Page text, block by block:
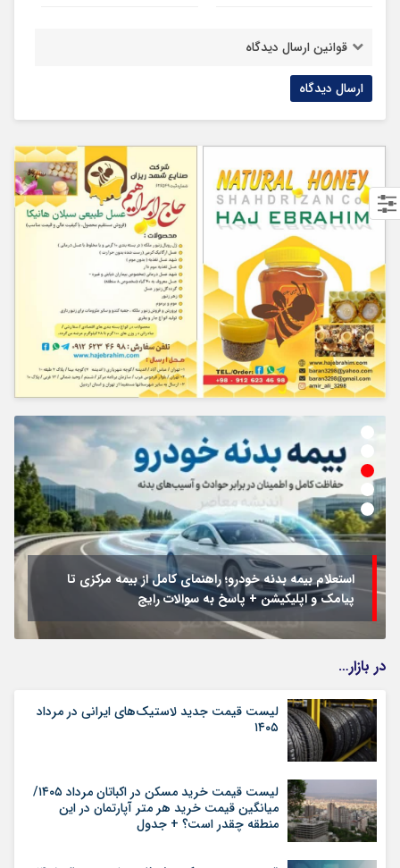
قوانین ارسال دیدگاه
جزئیات فعال‌سازی «کیف پول ایران» اعلام شد
در بازار…
لیست قیمت جدید لاستیک‌های ایرانی در مرداد
۱۴۰۵
لیست قیمت خرید مسکن در اکباتان مرداد ۱۴۰۵/
میانگین قیمت خرید هر متر آپارتمان در این
منطقه چقدر است؟ + جدول